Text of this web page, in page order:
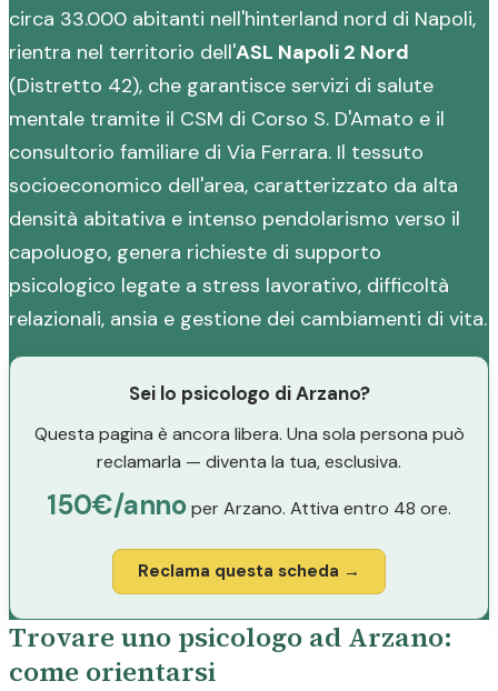
circa 33.000 abitanti nell'hinterland nord di Napoli,
rientra nel territorio dell'ASL Napoli 2 Nord
(Distretto 42), che garantisce servizi di salute
mentale tramite il CSM di Corso S. D'Amato e il
consultorio familiare di Via Ferrara. Il tessuto
socioeconomico dell'area, caratterizzato da alta
densità abitativa e intenso pendolarismo verso il
capoluogo, genera richieste di supporto
psicologico legate a stress lavorativo, difficoltà
relazionali, ansia e gestione dei cambiamenti di vita.
Sei lo psicologo di Arzano?
Questa pagina è ancora libera. Una sola persona può
reclamarla — diventa la tua, esclusiva.
150€/annoper Arzano. Attiva entro 48 ore.
Reclama questa scheda →
Trovare uno psicologo ad Arzano:
come orientarsi